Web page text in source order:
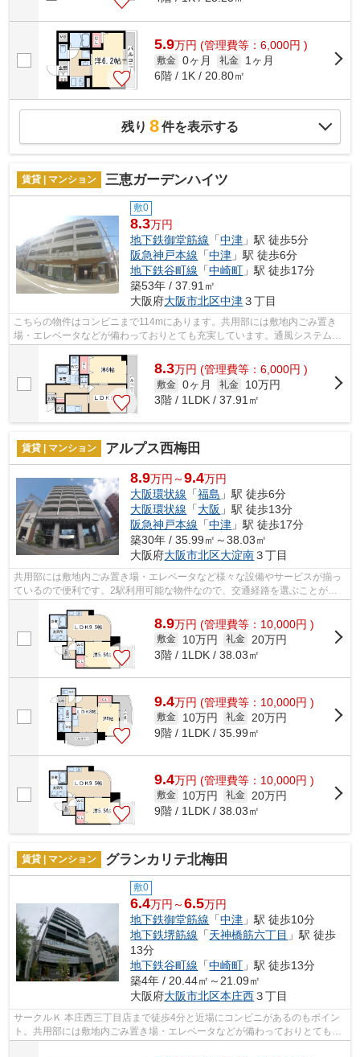
5.9万円 (管理費等：6,000円 )
敷金 0ヶ月 礼金
1ヶ月
6階 / 1K / 20.80㎡
残り 8件を表示する
賃貸 | マンション 三恵ガーデンハイツ
敷0
8.3万円
地下鉄御堂筋線 「中津 」駅 徒歩5分
阪急神戸本線 「中津 」駅 徒歩6分
地下鉄谷町線 「中崎町 」駅 徒歩17分
築53年 / 37.91㎡
大阪府大阪市北区中津３丁目
こちらの物件はコンビニまで114mにあります。共用部には敷地内ごみ置き
場・エレベータなどが備わっておりとても充実しています。通風システムが
8.3万円 (管理費等：6,000円 )
敷金 0ヶ月 礼金
10万円
3階 / 1LDK / 37.91㎡
賃貸 | マンション アルプス西梅田
8.9万円～9.4万円
大阪環状線 「福島 」駅 徒歩6分
大阪環状線 「大阪 」駅 徒歩13分
阪急神戸本線 「中津 」駅 徒歩17分
築30年 / 35.99㎡～38.03㎡
大阪府大阪市北区大淀南３丁目
共用部には敷地内ごみ置き場・エレベータなど様々な設備やサービスが揃っ
ているので便利です。2駅利用可能な物件なので、交通経路を選ぶことがで
8.9万円 (管理費等：10,000円 )
敷金 10万円 礼金
20万円
3階 / 1LDK / 38.03㎡
9.4万円 (管理費等：10,000円 )
敷金 10万円 礼金
20万円
9階 / 1LDK / 35.99㎡
9.4万円 (管理費等：10,000円 )
敷金 10万円 礼金
20万円
9階 / 1LDK / 38.03㎡
賃貸 | マンション グランカリテ北梅田
敷0
6.4万円～6.5万円
地下鉄御堂筋線 「中津 」駅 徒歩10分
地下鉄堺筋線 「天神橋筋六丁目 」駅 徒歩
13分
地下鉄谷町線 「中崎町 」駅 徒歩13分
築4年 / 20.44㎡～21.09㎡
大阪府大阪市北区本庄西３丁目
サークルＫ 本庄西三丁目店まで徒歩4分と近場にコンビニがあるのもポイン
ト。共用部には敷地内ごみ置き場・エレベータなどが備わっておりとても充